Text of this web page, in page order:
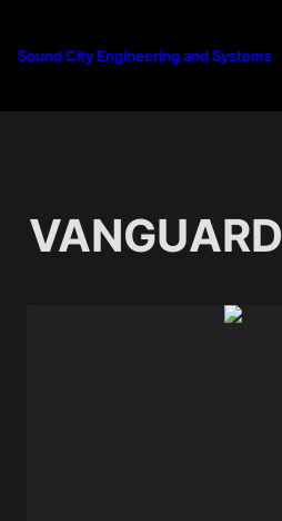
Sound City Engineering and Systems
VANGUARD
V13